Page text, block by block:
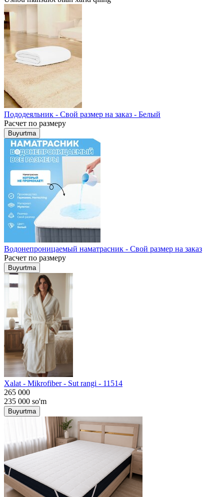
Пододеяльник - Свой размер на заказ - Белый
Расчет по размеру
Buyurtma
Водонепроницаемый наматрасник - Свой размер на заказ
Расчет по размеру
Buyurtma
Хalat - Mikrofiber - Sut rangi - 11514
265 000
235 000 so'm
Buyurtma